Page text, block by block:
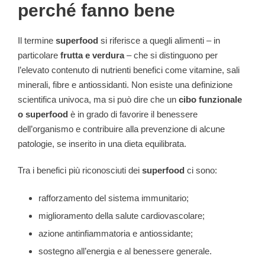
perché fanno bene
Il termine superfood si riferisce a quegli alimenti – in
particolare frutta e verdura– che si distinguono per
l’elevato contenuto di nutrienti benefici come vitamine, sali
minerali, fibre e antiossidanti. Non esiste una definizione
scientifica univoca, ma si può dire che un cibo funzionale
o superfood è in grado di favorire il benessere
dell’organismo e contribuire alla prevenzione di alcune
patologie, se inserito in una dieta equilibrata.
Tra i benefici più riconosciuti dei superfood ci sono:
rafforzamento del sistema immunitario;
miglioramento della salute cardiovascolare;
azione antinfiammatoria e antiossidante;
sostegno all’energia e al benessere generale.